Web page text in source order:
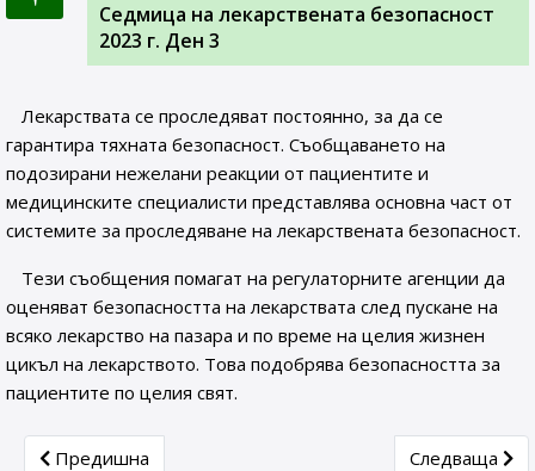
Седмица на лекарствената безопасност
2023 г. Ден 3
Лекарствата се проследяват постоянно, за да се
гарантира тяхната безопасност. Съобщаването на
подозирани нежелани реакции от пациентите и
медицинските специалисти представлява основна част от
системите за проследяване на лекарствената безопасност.
Тези съобщения помагат на регулаторните агенции да
оценяват безопасността на лекарствата след пускане на
всяко лекарство на пазара и по време на целия жизнен
цикъл на лекарството. Това подобрява безопасността за
пациентите по целия свят.
Previous article: Седмица на лекарствената безопасност
Предишна Next article:
Следваща